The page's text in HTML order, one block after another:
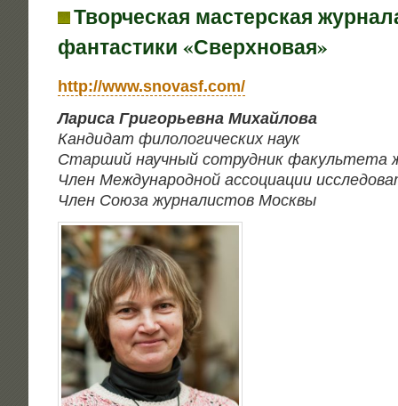
Творческая мастерская
фантастики «Сверхновая»
http://www.snovasf.com/
Лари­са Гри­го­рьев­на Михайлова
Кан­ди­дат фило­ло­ги­че­ских наук
Стар­ший науч­ный сотруд­ник факуль­те­та
Член Меж­ду­на­род­ной ассо­ци­а­ции
Член Сою­за жур­на­ли­стов Москвы